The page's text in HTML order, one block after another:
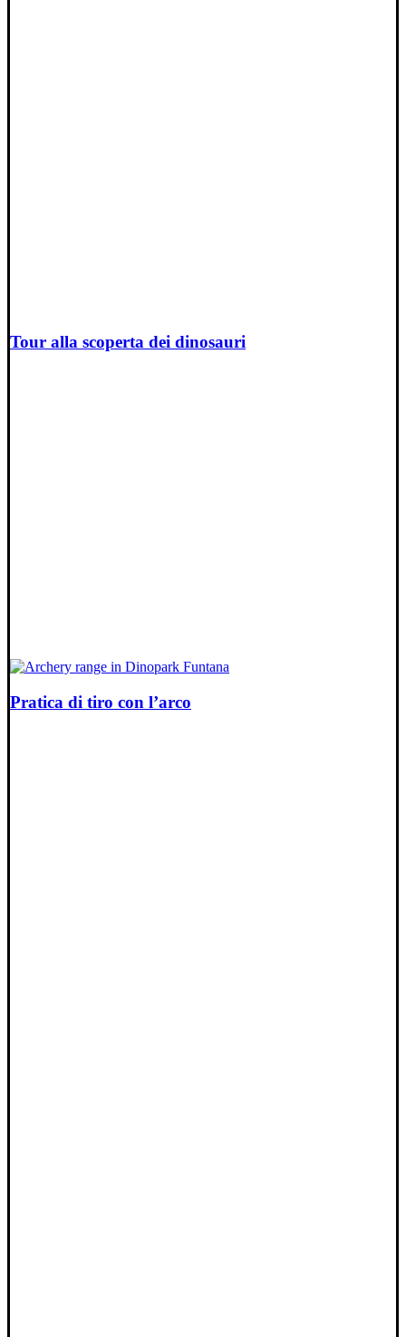
Tour alla scoperta dei dinosauri
Pratica di tiro con l’arco